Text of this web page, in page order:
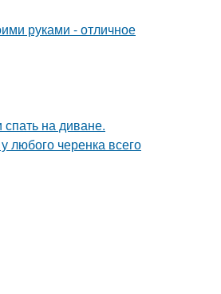
руками - отличное
на диване.
любого черенка всего